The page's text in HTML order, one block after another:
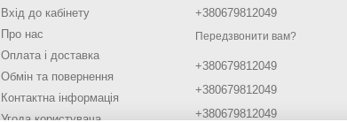
Вхід до кабінету
Про нас
Оплата і доставка
Обмін та повернення
Контактна інформація
Угода користувача
+380679812049
Передзвонити вам?
+380679812049
+380679812049
+380679812049